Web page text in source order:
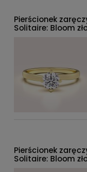
Pierścionek
Solitaire: Bloom
Pierścionek
Solitaire: Bloom